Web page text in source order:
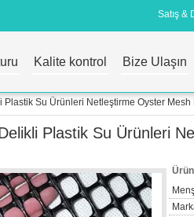
Satış &
Kalite kontrol Bize Ulaşın
Plastik Su Ürünleri Netleştirme Oyster
Plastik Su Ürünleri
Ürün